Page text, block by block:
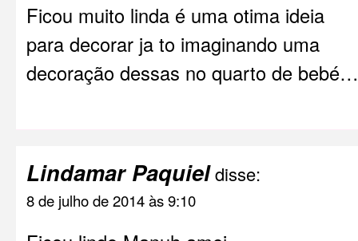
Ficou muito linda é uma otima ideia
para decorar ja to imaginando uma
decoração dessas no quarto de bebé…
Lindamar Paquieldisse:
8 de julho de 2014 às 9:10